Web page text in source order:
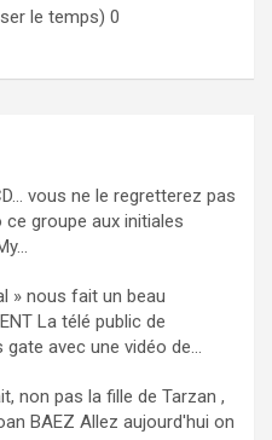
le temps) 0
vous ne le regretterez pas
ce groupe aux initiales
» nous fait un beau
La télé public de
avec une vidéo de...
non pas la fille de Tarzan ,
BAEZ Allez aujourd'hui on